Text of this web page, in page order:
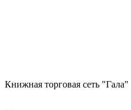
Книжная торговая сеть "Гала"